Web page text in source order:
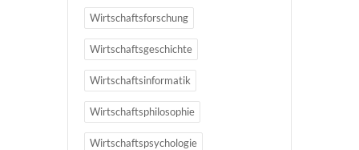
Wirtschaftsforschung
Wirtschaftsgeschichte
Wirtschaftsinformatik
Wirtschaftsphilosophie
Wirtschaftspsychologie